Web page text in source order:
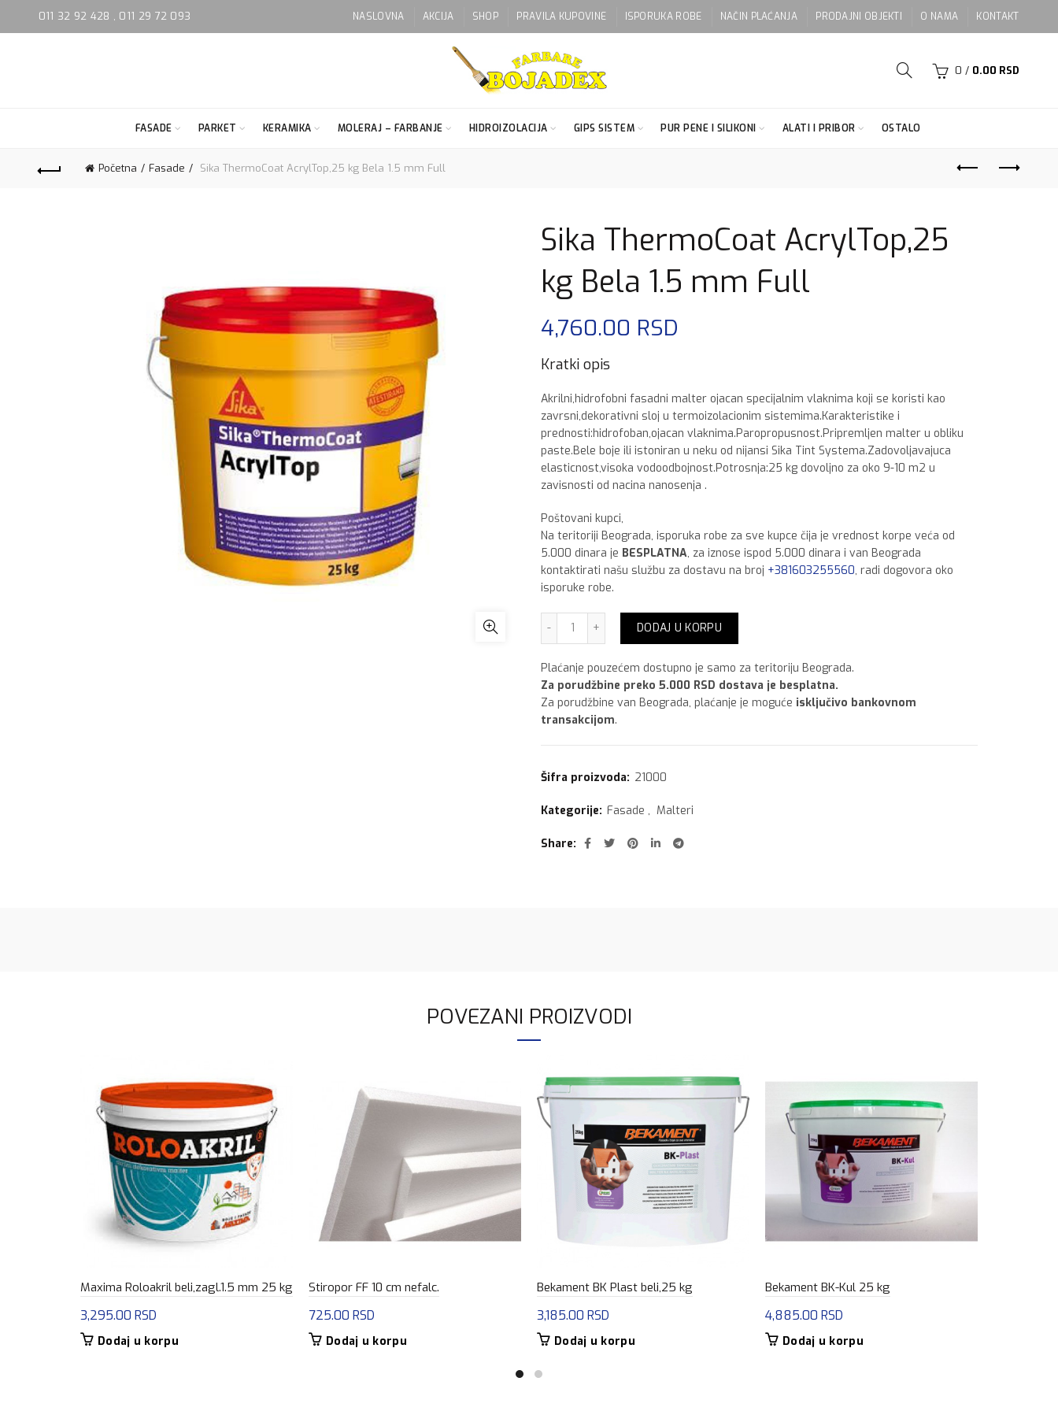
011 32 92 428 , 011 29 72 093 NASLOVNA AKCIJA SHOP PRAVILA KUPOVINE ISPORUKA ROBE NAČIN PLAĆANJA PRODAJNI OBJEKTI O NAMA KONTAKT
0 / 0.00 RSD
FASADE PARKET KERAMIKA MOLERAJ – FARBANJE HIDROIZOLACIJA GIPS SISTEM PUR PENE I SILIKONI ALATI I PRIBOR OSTALO
Početna Fasade Sika ThermoCoat AcrylTop,25 kg Bela 1.5 mm Full
Sika ThermoCoat AcrylTop,25
kg Bela 1.5 mm Full
4,760.00 RSD
Kratki opis
Akrilni,hidrofobni fasadni malter ojacan specijalnim vlaknima koji se koristi kao
zavrsni,dekorativni sloj u termoizolacionim sistemima.Karakteristike i
prednosti:hidrofoban,ojacan vlaknima.Paropropusnost.Pripremljen malter u obliku
paste.Bele boje ili istoniran u neku od nijansi Sika Tint Systema.Zadovoljavajuca
elasticnost,visoka vodoodbojnost.Potrosnja:25 kg dovoljno za oko 9-10 m2 u
zavisnosti od nacina nanosenja .
Poštovani kupci,
Na teritoriji Beograda, isporuka robe za sve kupce čija je vrednost korpe veća od
5.000 dinara je BESPLATNA, za iznose ispod 5.000 dinara i van Beograda
kontaktirati našu službu za dostavu na broj +381603255560, radi dogovora oko
isporuke robe.
Sika ThermoCoat AcrylTop,25 kg Bela 1.5 mm Full količina
DODAJ U KORPU
Plaćanje pouzećem dostupno je samo za teritoriju Beograda.
Za porudžbine preko 5.000 RSD dostava je besplatna.
Za porudžbine van Beograda, plaćanje je moguće isključivo bankovnom
transakcijom.
Šifra proizvoda: 21000
Kategorije: Fasade , Malteri
Share
POVEZANI PROIZVODI
Maxima Roloakril beli,zagl.1.5 mm 25 kg
3,295.00 RSD
Dodaj u korpu
Stiropor FF 10 cm nefalc.
725.00 RSD
Dodaj u korpu
Bekament BK Plast beli,25 kg
3,185.00 RSD
Dodaj u korpu
Bekament BK-Kul 25 kg
4,885.00 RSD
Dodaj u korpu